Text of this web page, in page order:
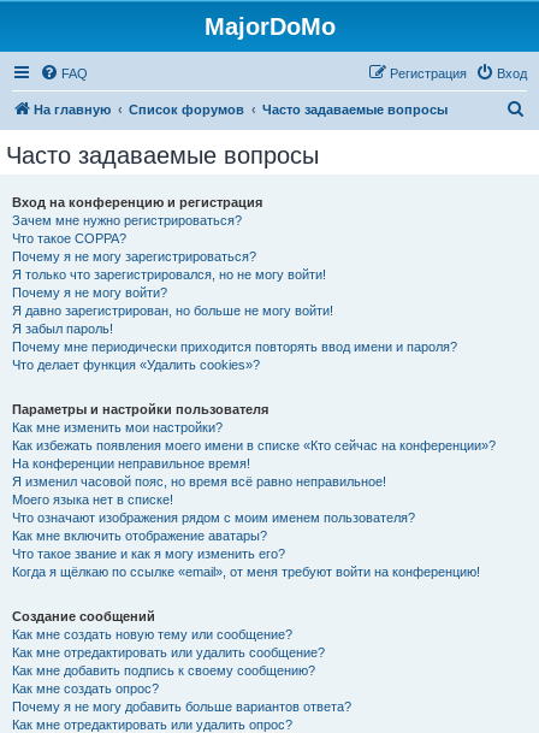
MajorDoMo
FAQ Вход
Регистрация
На главную Список форумов Часто задаваемые вопросы
Часто задаваемые вопросы
Вход на конференцию и регистрация
Зачем мне нужно регистрироваться?
Что такое COPPA?
Почему я не могу зарегистрироваться?
Я только что зарегистрировался, но не могу войти!
Почему я не могу войти?
Я давно зарегистрирован, но больше не могу войти!
Я забыл пароль!
Почему мне периодически приходится повторять ввод имени и пароля?
Что делает функция «Удалить cookies»?
Параметры и настройки пользователя
Как мне изменить мои настройки?
Как избежать появления моего имени в списке «Кто сейчас на конференции»?
На конференции неправильное время!
Я изменил часовой пояс, но время всё равно неправильное!
Моего языка нет в списке!
Что означают изображения рядом с моим именем пользователя?
Как мне включить отображение аватары?
Что такое звание и как я могу изменить его?
Когда я щёлкаю по ссылке «email», от меня требуют войти на конференцию!
Создание сообщений
Как мне создать новую тему или сообщение?
Как мне отредактировать или удалить сообщение?
Как мне добавить подпись к своему сообщению?
Как мне создать опрос?
Почему я не могу добавить больше вариантов ответа?
Как мне отредактировать или удалить опрос?